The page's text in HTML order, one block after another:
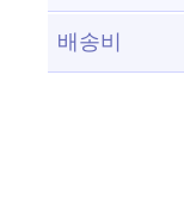
배송비